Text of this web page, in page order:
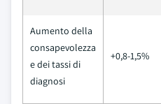
Aumento della
consapevolezza
e dei tassi di
diagnosi
+0,8-1,5%